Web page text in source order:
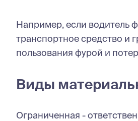
Например, если водитель
транспортное средство и
пользования фурой и
Виды
Ограниченная -